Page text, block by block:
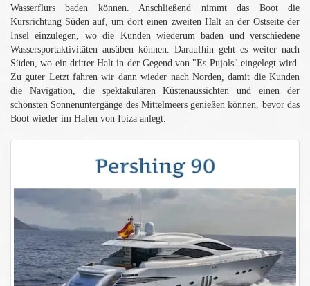
Wasserflurs baden können. Anschließend nimmt das Boot die
Kursrichtung Süden auf, um dort einen zweiten Halt an der Ostseite der
Insel einzulegen, wo die Kunden wiederum baden und verschiedene
Wassersportaktivitäten ausüben können. Daraufhin geht es weiter nach
Süden, wo ein dritter Halt in der Gegend von "Es Pujols" eingelegt wird.
Zu guter Letzt fahren wir dann wieder nach Norden, damit die Kunden
die Navigation, die spektakulären Küstenaussichten und einen der
schönsten Sonnenuntergänge des Mittelmeers genießen können, bevor das
Boot wieder im Hafen von Ibiza anlegt.